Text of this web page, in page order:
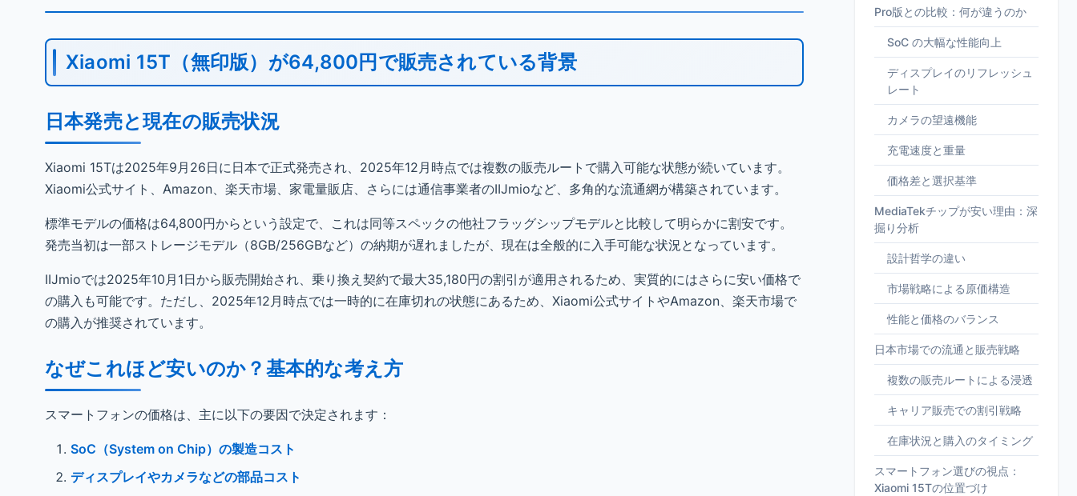
Xiaomi 15T（無印版）が64,800円で販売されている背景
日本発売と現在の販売状況
Xiaomi 15Tは2025年9月26日に日本で正式発売され、2025年12月時点では複数の販売ルートで購入可能な状態が続いています。
Xiaomi公式サイト、Amazon、楽天市場、家電量販店、さらには通信事業者のIIJmioなど、多角的な流通網が構築されています。
標準モデルの価格は64,800円からという設定で、これは同等スペックの他社フラッグシップモデルと比較して明らかに割安です。
発売当初は一部ストレージモデル（8GB/256GBなど）の納期が遅れましたが、現在は全般的に入手可能な状況となっています。
IIJmioでは2025年10月1日から販売開始され、乗り換え契約で最大35,180円の割引が適用されるため、実質的にはさらに安い価格で
の購入も可能です。ただし、2025年12月時点では一時的に在庫切れの状態にあるため、Xiaomi公式サイトやAmazon、楽天市場で
の購入が推奨されています。
なぜこれほど安いのか？基本的な考え方
スマートフォンの価格は、主に以下の要因で決定されます：
SoC（System on Chip）の製造コスト
ディスプレイやカメラなどの部品コスト
Pro版との比較：何が違うのか
SoC の大幅な性能向上
ディスプレイのリフレッシュ
レート
カメラの望遠機能
充電速度と重量
価格差と選択基準
MediaTekチップが安い理由：深
掘り分析
設計哲学の違い
市場戦略による原価構造
性能と価格のバランス
日本市場での流通と販売戦略
複数の販売ルートによる浸透
キャリア販売での割引戦略
在庫状況と購入のタイミング
スマートフォン選びの視点：
Xiaomi 15Tの位置づけ